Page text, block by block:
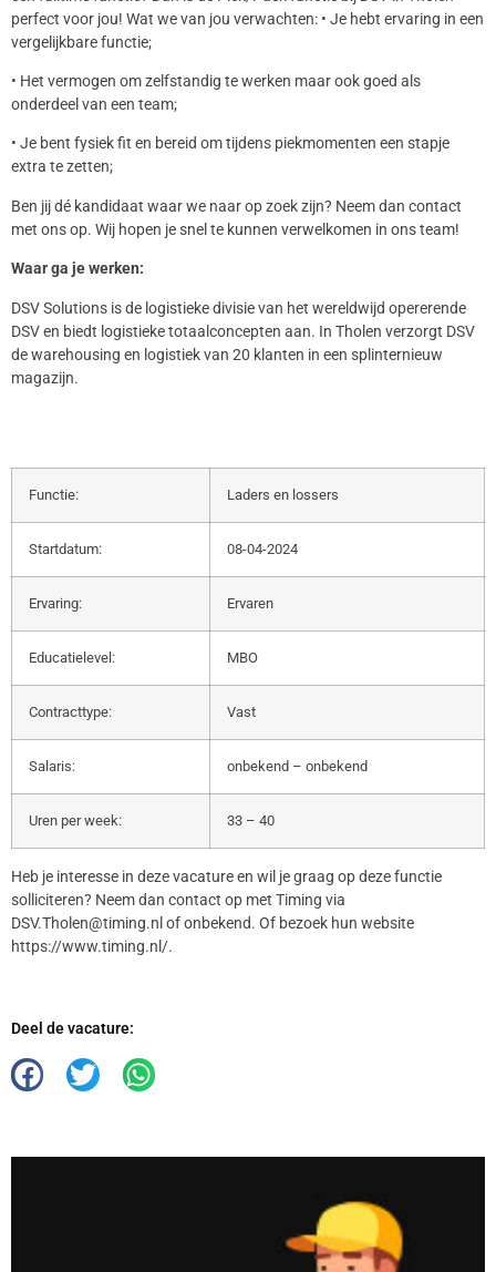
perfect voor jou! Wat we van jou verwachten: • Je hebt ervaring in een
vergelijkbare functie;
• Het vermogen om zelfstandig te werken maar ook goed als
onderdeel van een team;
• Je bent fysiek fit en bereid om tijdens piekmomenten een stapje
extra te zetten;
Ben jij dé kandidaat waar we naar op zoek zijn? Neem dan contact
met ons op. Wij hopen je snel te kunnen verwelkomen in ons team!
Waar ga je werken:
DSV Solutions is de logistieke divisie van het wereldwijd opererende
DSV en biedt logistieke totaalconcepten aan. In Tholen verzorgt DSV
de warehousing en logistiek van 20 klanten in een splinternieuw
magazijn.
Functie: Laders en lossers
Startdatum: 08-04-2024
Ervaring: Ervaren
Educatielevel: MBO
Contracttype: Vast
Salaris: onbekend – onbekend
Uren per week: 33 – 40
Heb je interesse in deze vacature en wil je graag op deze functie
solliciteren? Neem dan contact op met Timing via
DSV.Tholen@timing.nl of onbekend. Of bezoek hun website
https://www.timing.nl/.
Deel de vacature: